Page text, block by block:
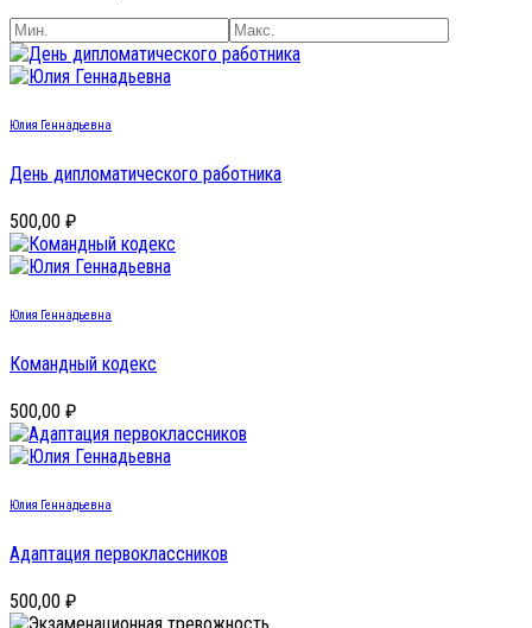
Юлия Геннадьевна
День дипломатического работника
500,00 ₽
Юлия Геннадьевна
Командный кодекс
500,00 ₽
Юлия Геннадьевна
Адаптация первоклассников
500,00 ₽